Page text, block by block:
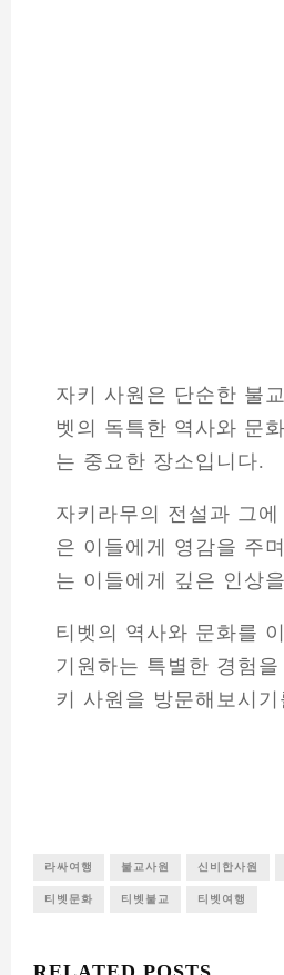
자키 사원은 단순한 불
벳의 독특한 역사와 문
는 중요한 장소입니다.
자키라무의 전설과 그
은 이들에게 영감을 주
는 이들에게 깊은 인상
티벳의 역사와 문화를
기원하는 특별한 경험
키 사원을 방문해보시
라싸여행 불교사원 신비한사원
티벳문화 티벳불교 티벳여행